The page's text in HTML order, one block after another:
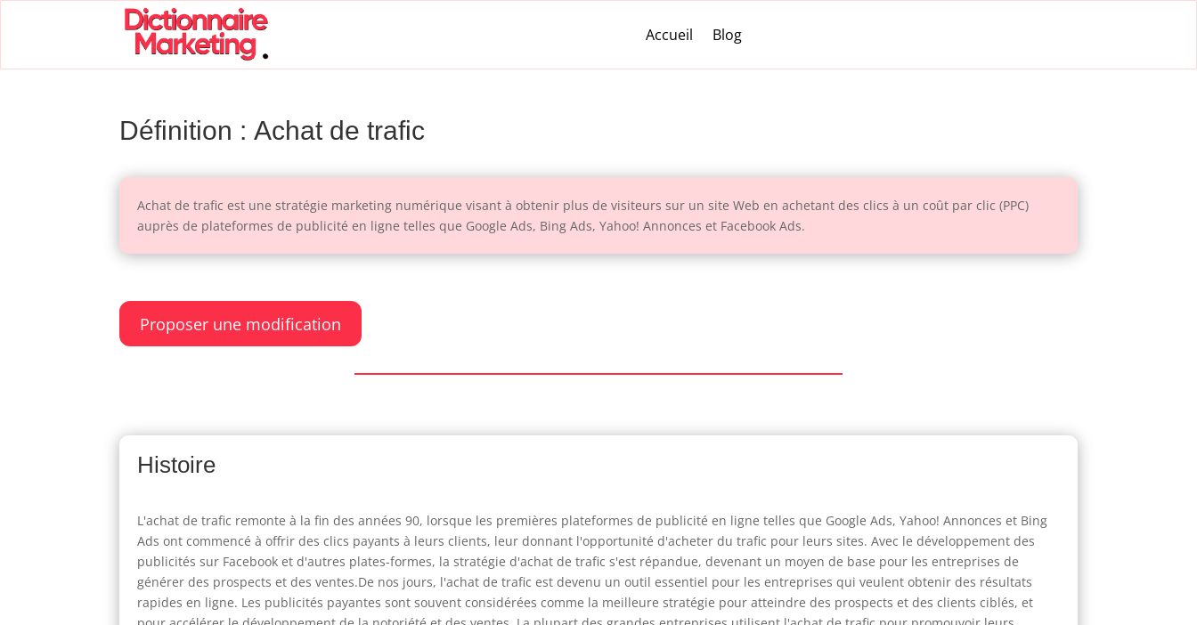
Accueil Blog
Définition : Achat de trafic
Achat de trafic est une stratégie marketing numérique visant à obtenir plus de visiteurs sur un site Web en achetant des clics à un coût par clic (PPC)
auprès de plateformes de publicité en ligne telles que Google Ads, Bing Ads, Yahoo! Annonces et Facebook Ads.
Proposer une modification
Histoire
L'achat de trafic remonte à la fin des années 90, lorsque les premières plateformes de publicité en ligne telles que Google Ads, Yahoo! Annonces et Bing
Ads ont commencé à offrir des clics payants à leurs clients, leur donnant l'opportunité d'acheter du trafic pour leurs sites. Avec le développement des
publicités sur Facebook et d'autres plates-formes, la stratégie d'achat de trafic s'est répandue, devenant un moyen de base pour les entreprises de
générer des prospects et des ventes.De nos jours, l'achat de trafic est devenu un outil essentiel pour les entreprises qui veulent obtenir des résultats
rapides en ligne. Les publicités payantes sont souvent considérées comme la meilleure stratégie pour atteindre des prospects et des clients ciblés, et